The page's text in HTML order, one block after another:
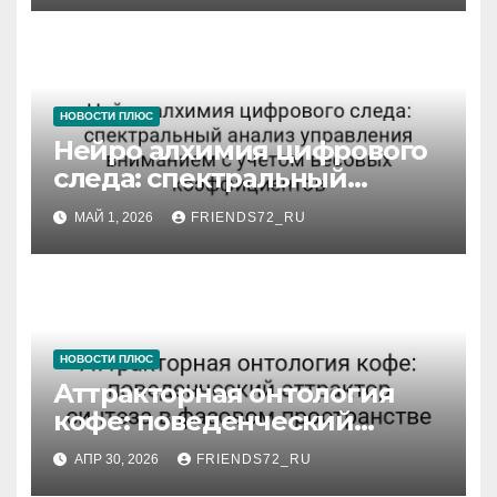
НОВОСТИ ПЛЮС
Нейро алхимия цифрового
следа: спектральный
анализ управления
вниманием с учётом
весовых коэффициентов
МАЙ 1, 2026 FRIENDS72_RU
НОВОСТИ ПЛЮС
Аттракторная онтология
кофе: поведенческий
аттрактор синтеза в
фазовом пространстве
АПР 30, 2026 FRIENDS72_RU